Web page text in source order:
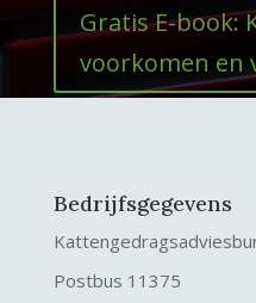
Gratis E-book:
voorkomen en
Bedrijfsgegevens
Postbus 11375